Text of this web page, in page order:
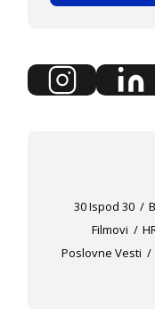
30 Ispod 30
Filmovi
Poslovne Vesti